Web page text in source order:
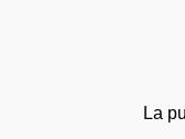
La